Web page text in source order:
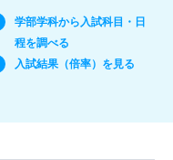
学部学科から入試科目・日
程を調べる
入試結果（倍率）を見る